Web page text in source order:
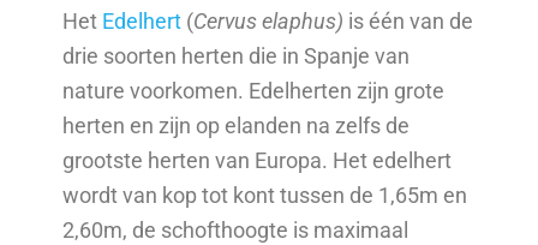
Het Edelhert (Cervus elaphus) is één van de
drie soorten herten die in Spanje van
nature voorkomen. Edelherten zijn grote
herten en zijn op elanden na zelfs de
grootste herten van Europa. Het edelhert
wordt van kop tot kont tussen de 1,65m en
2,60m, de schofthoogte is maximaal